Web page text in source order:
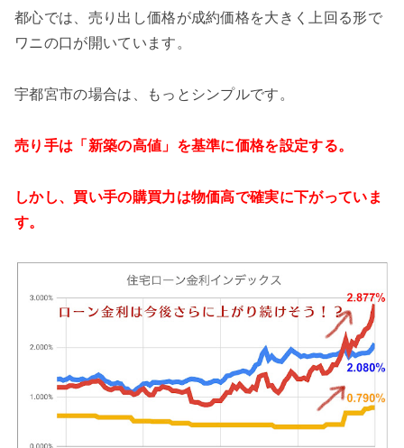
都心では、売り出し価格が成約価格を大きく上回る形で
ワニの口が開いています。
宇都宮市の場合は、もっとシンプルです。
売り手は「新築の高値」を基準に価格を設定する。
しかし、買い手の購買力は物価高で確実に下がっていま
す。